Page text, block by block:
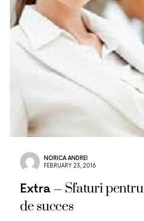
NORICA ANDREI
FEBRUARY 23, 2016
Extra
Sfaturi
de succes